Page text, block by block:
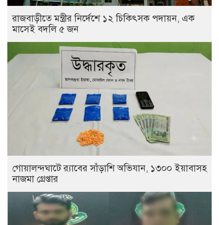
রাজবাড়ীতে মন্ত্রীর নির্দেশে ১২ চিকিৎসক পদায়ন, এক
মাসেই বদলি ৫ জন
গোয়ালন্দঘাটে র‌্যাবের সাঁড়াশি অভিযান, ১৩০০ ইয়াবাসহ
নাজমা গ্রেপ্তার